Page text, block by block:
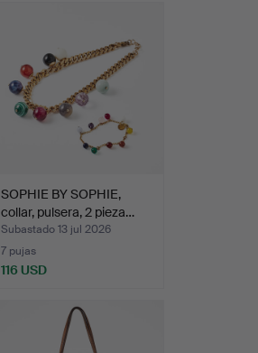
SOPHIE BY SOPHIE,
collar, pulsera, 2 pieza…
Subastado 13 jul 2026
7 pujas
116 USD